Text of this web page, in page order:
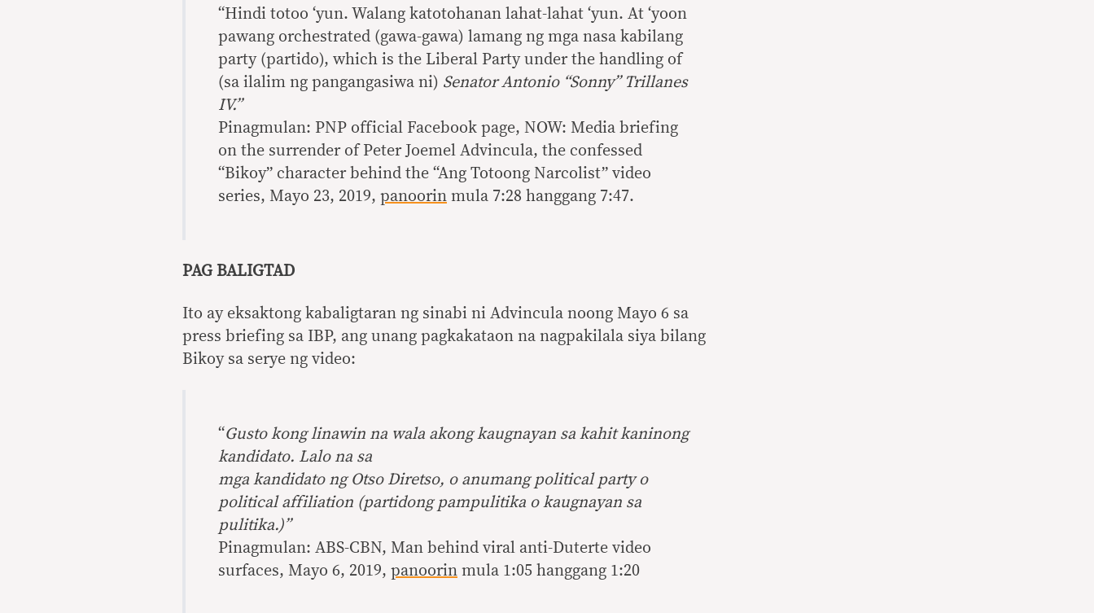
“Hindi totoo ‘yun. Walang katotohanan lahat-lahat ‘yun. At ‘yoon
pawang orchestrated (gawa-gawa) lamang ng mga nasa kabilang
party (partido), which is the Liberal Party under the handling of
(sa ilalim ng pangangasiwa ni) Senator Antonio “Sonny” Trillanes
IV.”
Pinagmulan: PNP official Facebook page, NOW: Media briefing
on the surrender of Peter Joemel Advincula, the confessed
“Bikoy” character behind the “Ang Totoong Narcolist” video
series, Mayo 23, 2019, panoorin mula 7:28 hanggang 7:47.
PAG BALIGTAD
Ito ay eksaktong kabaligtaran ng sinabi ni Advincula noong Mayo 6 sa
press briefing sa IBP, ang unang pagkakataon na nagpakilala siya bilang
Bikoy sa serye ng video:
“Gusto kong linawin na wala akong kaugnayan sa kahit kaninong
kandidato. Lalo na sa
mga kandidato ng Otso Diretso, o anumang political party o
political affiliation (partidong pampulitika o kaugnayan sa
pulitika.)”
Pinagmulan: ABS-CBN, Man behind viral anti-Duterte video
surfaces, Mayo 6, 2019, panoorin mula 1:05 hanggang 1:20